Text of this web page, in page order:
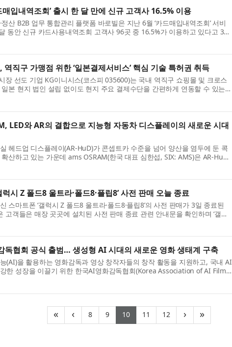
매입내역조회’ 출시 한 달 만에 신규 고객사 16.5% 이용
정산 B2B 업무 통합관리 플랫폼 바로빌은 지난 6월 ‘카드매입내역조회’ 서비
동안 신규 카드사용내역조회 고객사 96곳 중 16.5%가 이용하고 있다고 3일
드매입내역조회는 기존 카드사용내역조회 고객사 200곳을 대상으...
역직구 가맹점 위한 ‘일본결제서비스’ 핵심 기술 특허권 취득
장 선도 기업 KG이니시스(코스피 035600)는 국내 역직구 쇼핑몰 및 크로스
본 현지 법인 설립 없이도 현지 주요 결제수단을 간편하게 연동할 수 있는
’ 핵심 기술 특허 등록을 완료했다고 3일 밝혔다. 이번 특허 등록...
LED와 AR의 결합으로 지능형 자동차 디스플레이의 새로운 시대
헤드업 디스플레이(AR-HuD)가 콘셉트카 수준을 넘어 양산을 염두에 둔 콕
산하고 있는 가운데 ams OSRAM(한국 대표 심한섭, SIX: AMS)은 AR-HuD
현을 위한 프로젝션 등급 RGB LED 광원 ‘OSRAM OSTAR™ Projection
럭시 Z 폴드8 울트라·폴드8·플립8’ 사전 판매 오늘 종료
스마트폰 ‘갤럭시 Z 폴드8 울트라·폴드8·플립8’의 사전 판매가 3일 종료된
고객들은 매장 곳곳에 설치된 사전 판매 종료 관련 안내문을 확인하며 ‘갤럭
·폴드8·플립8’의 새로운 디자인과 기능 등을 꼼꼼히 살폈다. ...
독협회 공식 출범… 생성형 AI 시대의 새로운 영화 생태계 구축
(AI)을 활용하는 영화감독과 영상 창작자들의 창작 활동을 지원하고, 국내 AI
한 성장을 이끌기 위한 한국AI영화감독협회(Korea Association of AI Film
)가 공식 출범했다. 한국AI영화감독협회는 지난 7월 15일 서...
« ‹ 8(current)
9(current)
10(current)
11 (current)
12(current)
› »